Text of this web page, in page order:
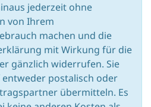
jederzeit ohne
von Ihrem
machen und die
mit Wirkung für die
gänzlich widerrufen. Sie
postalisch oder
übermitteln. Es